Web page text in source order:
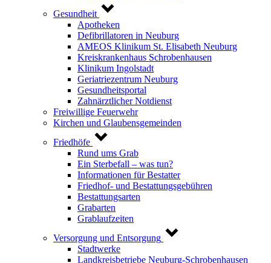
Gesundheit
Apotheken
Defibrillatoren in Neuburg
AMEOS Klinikum St. Elisabeth Neuburg
Kreiskrankenhaus Schrobenhausen
Klinikum Ingolstadt
Geriatriezentrum Neuburg
Gesundheitsportal
Zahnärztlicher Notdienst
Freiwillige Feuerwehr
Kirchen und Glaubensgemeinden
Friedhöfe
Rund ums Grab
Ein Sterbefall – was tun?
Informationen für Bestatter
Friedhof- und Bestattungsgebühren
Bestattungsarten
Grabarten
Grablaufzeiten
Versorgung und Entsorgung
Stadtwerke
Landkreisbetriebe Neuburg-Schrobenhausen